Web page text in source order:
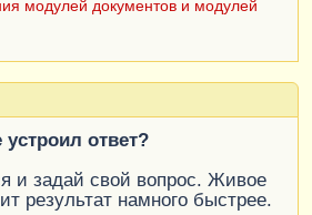
модулей документов и модулей
устроил ответ?
и задай свой вопрос. Живое
результат намного быстрее.